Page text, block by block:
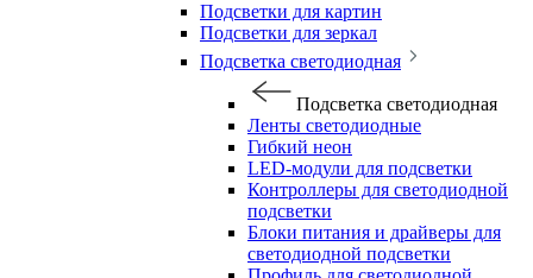
Подсветки для картин
Подсветки для зеркал
Подсветка светодиодная
Подсветка светодиодная
Ленты светодиодные
Гибкий неон
LED-модули для подсветки
Контроллеры для светодиодной
подсветки
Блоки питания и драйверы для
светодиодной подсветки